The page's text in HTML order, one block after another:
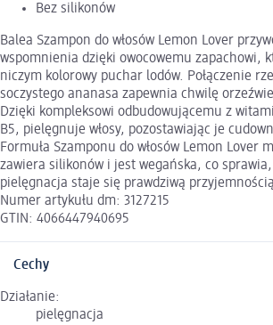
Bez silikonów
Balea Szampon do włosów Lemon Lover
wspomnienia dzięki owocowemu zapachowi,
niczym kolorowy puchar lodów. Połączenie
soczystego ananasa zapewnia chwilę
Dzięki kompleksowi odbudowującemu z
B5, pielęgnuje włosy, pozostawiając je
Formuła Szamponu do włosów Lemon Lover
zawiera silikonów i jest wegańska, co
pielęgnacja staje się prawdziwą przyjemnością
Numer artykułu dm: 3127215
GTIN: 4066447940695
Cechy
Działanie:
pielęgnacja